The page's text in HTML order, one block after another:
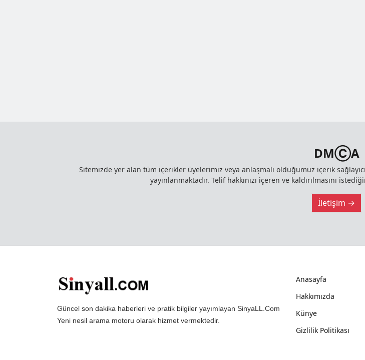
DMⒸA
Sitemizde yer alan tüm içerikler üyelerimiz veya anlaşmalı olduğumuz içerik
yayınlanmaktadır. Telif hakkınızı içeren ve kaldırılmasını
İletişim →
Güncel son dakika haberleri ve pratik bilgiler yayımlayan SinyaLL.Com
Yeni nesil arama motoru olarak hizmet vermektedir.
Anasayfa
Hakkımızda
Künye
Gizlilik Politikası